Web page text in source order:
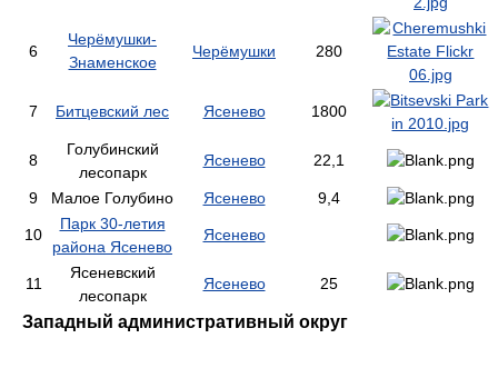
6
Черёмушки-
Знаменское
Черёмушки 280
7 Битцевский лес Ясенево 1800
8
Голубинский
лесопарк
Ясенево 22,1
9 Малое Голубино Ясенево 9,4
10
Парк 30-летия
района Ясенево
Ясенево
11
Ясеневский
лесопарк
Ясенево 25
Западный административный округ